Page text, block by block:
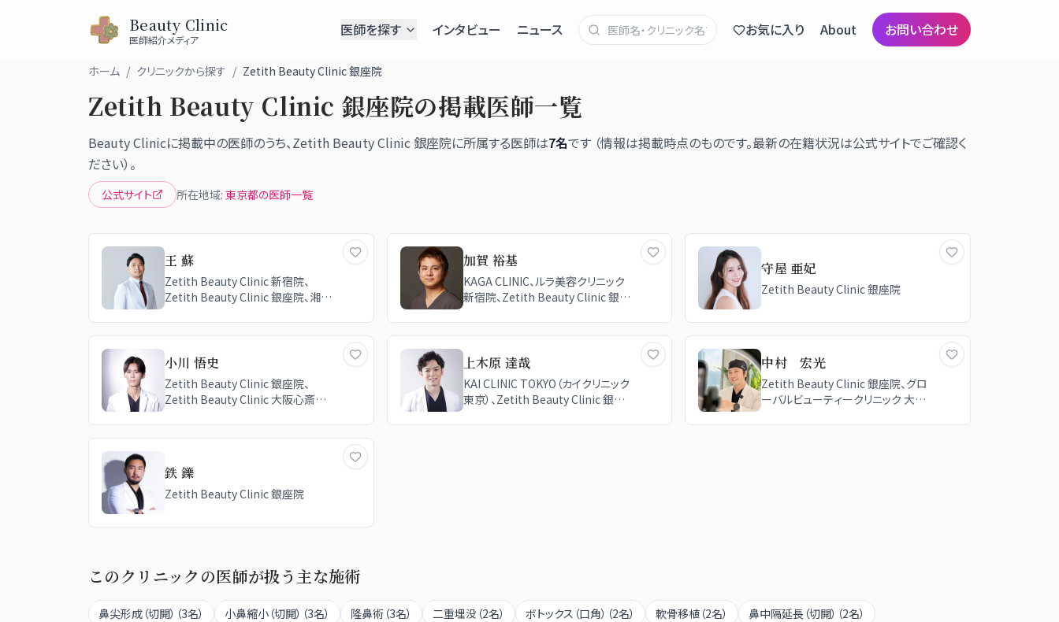
Beauty Clinic
医師紹介メディア
医師を探す インタビュー ニュース お気に入り About お問い合わせ
ホーム / クリニックから探す / Zetith Beauty Clinic 銀座院
Zetith Beauty Clinic 銀座院の掲載医師一覧
Beauty Clinicに掲載中の医師のうち、Zetith Beauty Clinic 銀座院に所属する医師は7名です （情報は掲載時点のものです。最新の在籍状況は公式サイトでご確認く
ださい）。
公式サイト 所在地域: 東京都の医師一覧
王 蘇
Zetith Beauty Clinic 新宿院、
Zetith Beauty Clinic 銀座院、湘南
加賀 裕基
KAGA CLINIC、ルラ美容クリニック
新宿院、Zetith Beauty Clinic 銀座
守屋 亜妃
Zetith Beauty Clinic 銀座院
小川 悟史
Zetith Beauty Clinic 銀座院、
Zetith Beauty Clinic 大阪心斎橋
上木原 達哉
KAI CLINIC TOKYO（カイクリニック
東京）、Zetith Beauty Clinic 銀座
中村 宏光
Zetith Beauty Clinic 銀座院、グロ
ーバルビューティークリニック 大阪
鉄 鑠
Zetith Beauty Clinic 銀座院
このクリニックの医師が扱う主な施術
鼻尖形成（切開） （3名） 小鼻縮小（切開） （3名） 隆鼻術 （3名） 二重埋没 （2名） ボトックス（口角） （2名） 軟骨移植 （2名） 鼻中隔延長（切開） （2名）